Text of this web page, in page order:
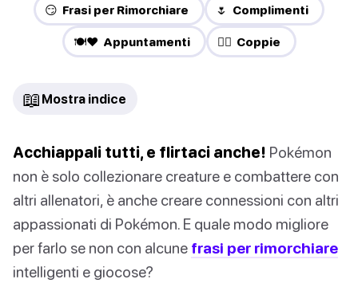
😏 Frasi per Rimorchiare 🌷 Complimenti
🍽️❤️ Appuntamenti ❤️‍🔥 Coppie
📖 Mostra indice
Acchiappali tutti, e flirtaci anche! Pokémon
non è solo collezionare creature e combattere con
altri allenatori, è anche creare connessioni con altri
appassionati di Pokémon. E quale modo migliore
per farlo se non con alcune frasi per rimorchiare
intelligenti e giocose?